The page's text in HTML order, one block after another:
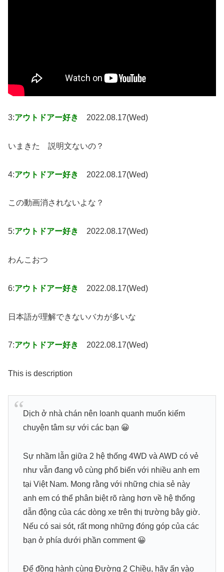
3:アウトドアー好き 2022.08.17(Wed)
いまきた 説明文ないの？
4:アウトドアー好き 2022.08.17(Wed)
この動画消されないよな？
5:アウトドアー好き 2022.08.17(Wed)
わんこおつ
6:アウトドアー好き 2022.08.17(Wed)
日本語が理解できないバカが多いな
7:アウトドアー好き 2022.08.17(Wed)
This is description
Dịch ở nhà chán nên loanh quanh muốn kiếm
chuyện tâm sự với các bạn 😀
Sự nhầm lẫn giữa 2 hệ thống 4WD và AWD có vẻ
như vẫn đang vô cùng phổ biến với nhiều anh em
tại Việt Nam. Mong rằng với những chia sẻ này
anh em có thể phân biệt rõ ràng hơn về hệ thống
dẫn động của các dòng xe trên thị trường bây giờ.
Nếu có sai sót, rất mong những đóng góp của các
bạn ở phía dưới phần comment 😀
Để đồng hành cùng Đường 2 Chiều, hãy ấn vào